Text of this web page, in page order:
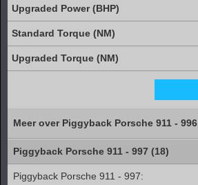
Meer over Piggyback Porsche 911 - 996
Piggyback Porsche 911 - 997 (18)
Piggyback Porsche 911 - 997: